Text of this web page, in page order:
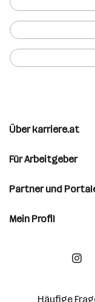
Über karriere.at
Für Arbeitgeber
Partner und
Mein Profil
Häufige